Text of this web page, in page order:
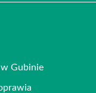
w Gubinie